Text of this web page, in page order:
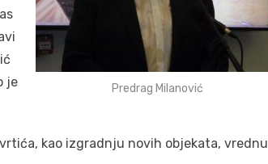
Predrag Milanović
je
kao izgradnju novih objekata, vrednu